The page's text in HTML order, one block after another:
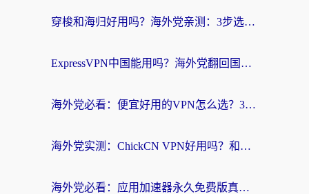
穿梭和海归好用吗？海外党亲测：3步选对回国加速器，无缝刷国内剧玩手游
ExpressVPN中国能用吗？海外党翻回国内的加速器选择指南（附番茄加速器实测）
海外党必看：便宜好用的VPN怎么选？3步解决回国访问难题+Steam改区技巧
海外党实测：ChickCN VPN好用吗？和OurPlay VPN对比哪个回国效果更好？附避坑指南
海外党必看：应用加速器永久免费版真的靠谱吗？教你选对回国加速器无缝刷国内资源